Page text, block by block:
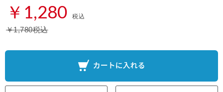
￥1,280 税込
￥1,780税込